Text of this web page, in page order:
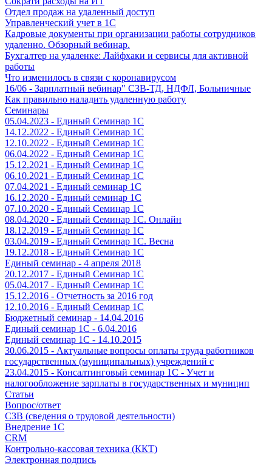
Отдел продаж на удаленный доступ
Управленческий учет в 1С
Кадровые документы при организации работы сотрудников
удаленно. Обзорный вебинар.
Бухгалтер на удаленке: Лайфхаки и сервисы для активной
работы
Что изменилось в связи с коронавирусом
16/06 - Зарплатный вебинар" СЗВ-ТД, НДФЛ, Больничные
Как правильно наладить удаленную работу
Семинары
05.04.2023 - Единый Семинар 1С
14.12.2022 - Единый Семинар 1С
12.10.2022 - Единый Семинар 1С
06.04.2022 - Единый Семинар 1С
15.12.2021 - Единый Семинар 1С
06.10.2021 - Единый Семинар 1С
07.04.2021 - Единый семинар 1С
16.12.2020 - Единый семинар 1С
07.10.2020 - Единый Семинар 1С
08.04.2020 - Единый Семинар 1С. Онлайн
18.12.2019 - Единый Семинар 1С
03.04.2019 - Единый Семинар 1С. Весна
19.12.2018 - Единый Семинар 1С
Единый семинар - 4 апреля 2018
20.12.2017 - Единый Семинар 1С
05.04.2017 - Единый Семинар 1С
15.12.2016 - Отчетность за 2016 год
12.10.2016 - Единый Семинар 1С
Бюджетный семинар - 14.04.2016
Единый семинар 1С - 6.04.2016
Единый семинар 1С - 14.10.2015
30.06.2015 - Актуальные вопросы оплаты труда работников
государственных (муниципальных) учреждений с
23.04.2015 - Консалтинговый семинар 1С - Учет и
налогообложение зарплаты в государственных и муницип
Статьи
Вопрос/ответ
СЗВ (сведения о трудовой деятельности)
Внедрение 1С
CRM
Контрольно-кассовая техника (ККТ)
Электронная подпись